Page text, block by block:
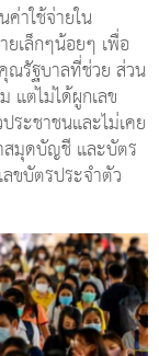
าใช้จ่ายใน
เล็กๆน้อยๆ เพื่อ
ณรัฐบาลที่ช่วย ส่วน
ต่ไม่ได้ผูกเลข
ะชาชนและไม่เคย
สมุดบัญชี และบัตร
ขบัตรประจำตัว